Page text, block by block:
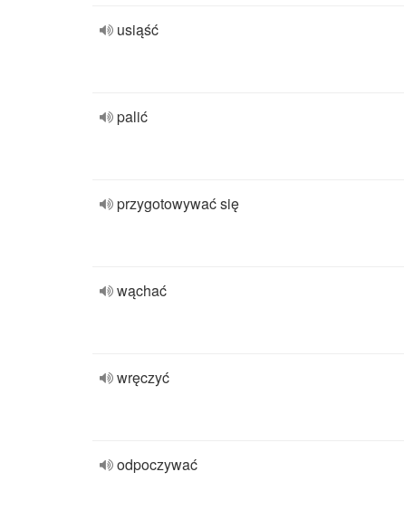
usiąść
palić
przygotowywać się
wąchać
wręczyć
odpoczywać